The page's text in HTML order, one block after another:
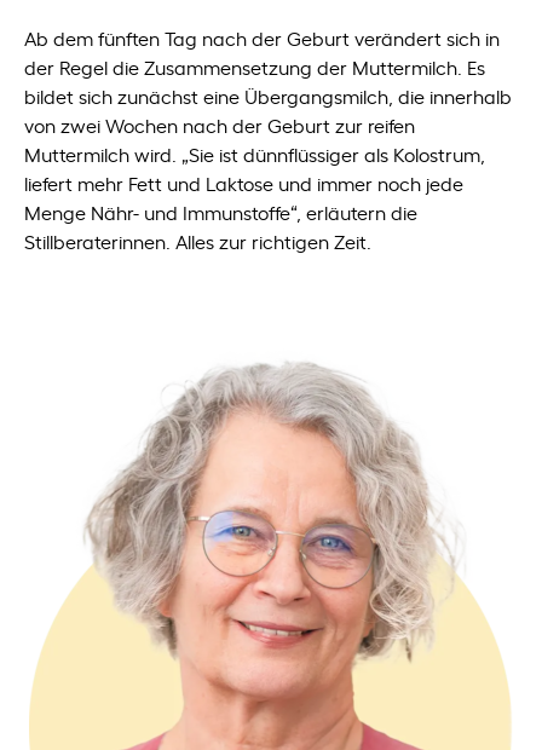
Ab dem fünften Tag nach der Geburt verändert sich in
der Regel die Zusammensetzung der Muttermilch. Es
bildet sich zunächst eine Übergangsmilch, die innerhalb
von zwei Wochen nach der Geburt zur reifen
Muttermilch wird. „Sie ist dünnflüssiger als Kolostrum,
liefert mehr Fett und Laktose und immer noch jede
Menge Nähr- und Immunstoffe“, erläutern die
Stillberaterinnen. Alles zur richtigen Zeit.